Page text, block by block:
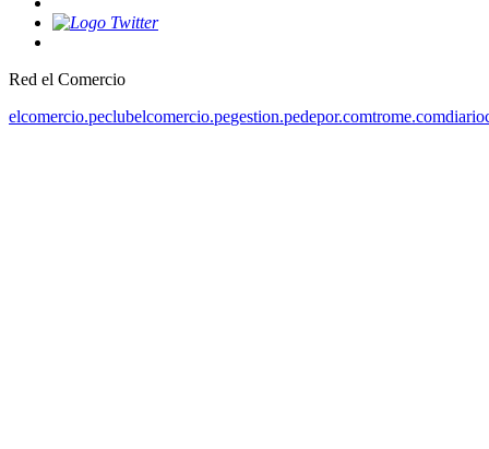
Red el Comercio
elcomercio.peclubelcomercio.pegestion.pedepor.comtrome.com